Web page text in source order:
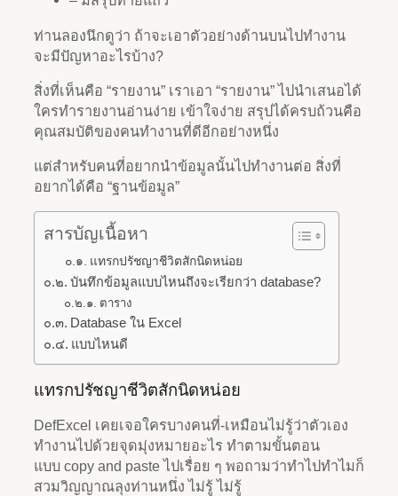
ท่านลองนึกดูว่า ถ้าจะเอาตัวอย่างด้านบนไปทำงาน
จะมีปัญหาอะไรบ้าง?
สิ่งที่เห็นคือ “รายงาน” เราเอา “รายงาน” ไปนำเสนอได้
ใครทำรายงานอ่านง่าย เข้าใจง่าย สรุปได้ครบถ้วนคือ
คุณสมบัติของคนทำงานที่ดีอีกอย่างหนึ่ง
แต่สำหรับคนที่อยากนำข้อมูลนั้นไปทำงานต่อ สิ่งที่
อยากได้คือ “ฐานข้อมูล”
สารบัญเนื้อหา
แทรกปรัชญาชีวิตสักนิดหน่อย
บันทึกข้อมูลแบบไหนถึงจะเรียกว่า database?
ตาราง
Database ใน Excel
แบบไหนดี
แทรกปรัชญาชีวิตสักนิดหน่อย
​DefExcel เคยเจอใครบางคนที่-เหมือนไม่รู้ว่าตัวเอง
ทำงานไปด้วยจุดมุ่งหมายอะไร ทำตามขั้นตอน
แบบ copy and paste ไปเรื่อย ๆ พอถามว่าทำไปทำไมก็
สวมวิญญาณลุงท่านหนึ่ง ไม่รู้ ไม่รู้